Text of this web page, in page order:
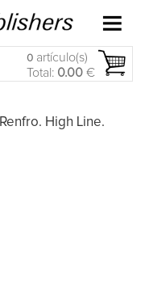
0 artículo(s)
Total: 0.00 €
High Line.